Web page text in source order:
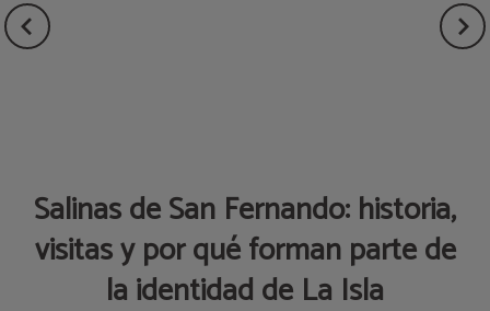
Salinas de San Fernando: historia,
visitas y por qué forman parte de
la identidad de La Isla